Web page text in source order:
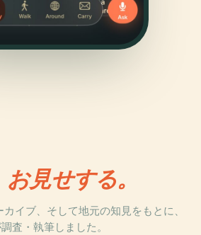
見せする。
イブ、そして地元の知見をもとに、
査・執筆しました。